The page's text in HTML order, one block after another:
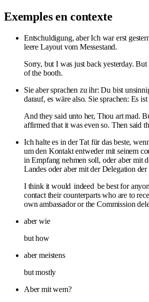
Exemples en contexte
Entschuldigung, aber Ich war erst
leere Layout vom Messestand.
Sorry, but I was just back yesterday.
of the booth.
Sie aber sprachen zu ihr: Du bist
darauf, es wäre also. Sie sprachen: Es
And they said unto her, Thou art mad.
affirmed that it was even so. Then said
Ich halte es in der Tat für das beste,
um den Kontakt entweder mit seinem
in Empfang nehmen soll, oder aber mit
Landes oder aber mit der Delegation
I think it would indeed be best for
contact their counterparts who are to
own ambassador or the Commission
aber wie
but how
aber meistens
but mostly
Aber mit wem?